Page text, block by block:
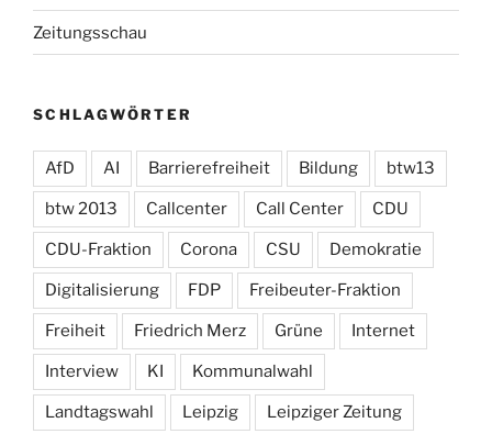
Zeitungsschau
SCHLAGWÖRTER
AfD AI Barrierefreiheit Bildung btw13
btw 2013 Callcenter Call Center CDU
CDU-Fraktion Corona CSU Demokratie
Digitalisierung FDP Freibeuter-Fraktion
Freiheit Friedrich Merz Grüne Internet
Interview KI Kommunalwahl
Landtagswahl Leipzig Leipziger Zeitung